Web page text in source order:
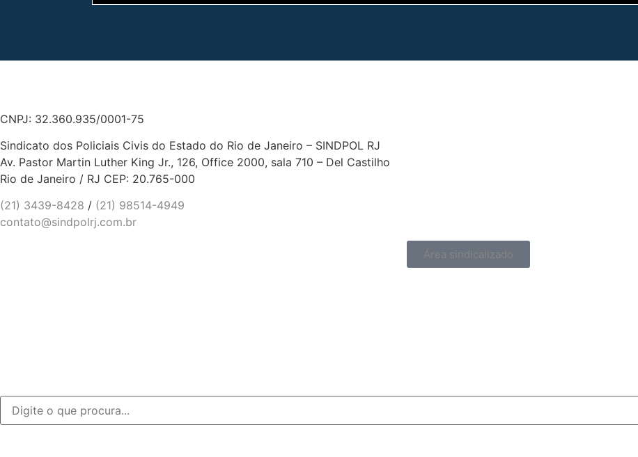
CNPJ: 32.360.935/0001-75
Sindicato dos Policiais Civis do Estado do Rio de Janeiro – SINDPOL RJ
Av. Pastor Martin Luther King Jr., 126, Office 2000, sala 710 – Del Castilho
Rio de Janeiro / RJ CEP: 20.765-000
(21) 3439-8428 / (21) 98514-4949
contato@sindpolrj.com.br
Área sindicalizado